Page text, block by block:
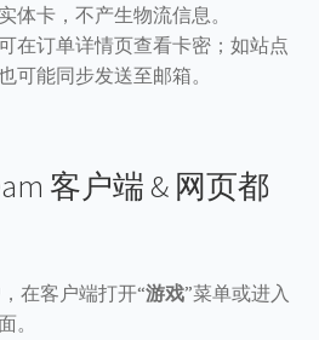
体卡，不产生物流信息。
在订单详情页查看卡密；如站点
可能同步发送至邮箱。
客户端 & 网页都
在客户端打开“游戏”菜单或进入
。